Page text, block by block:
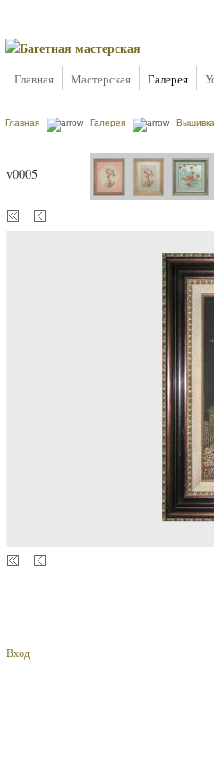
Главная Мастерская Галерея
Главная Галерея Вышивка
v0005
Вход